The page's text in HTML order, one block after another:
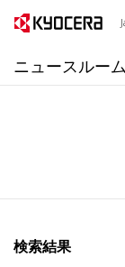
ニュースルーム
検索結果